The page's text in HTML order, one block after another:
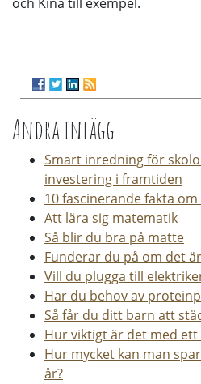
Andra inlägg
Smart inredning för
investering i framtiden
10 fascinerande fakta
Att lära sig matematik
Så blir du bra på matte
Funderar du på om det
Vill du plugga till
Har du behov av
Så får du ditt barn att
Hur viktigt är det med ett
Hur mycket kan man
år?